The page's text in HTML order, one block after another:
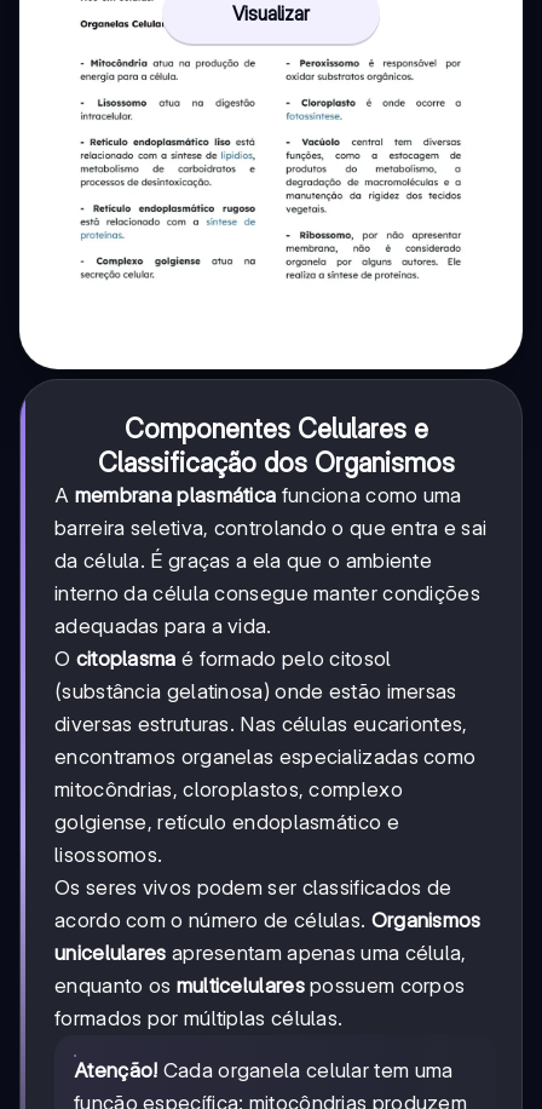
Visualizar
Componentes Celulares e
Classificação dos Organismos
A membrana plasmática funciona como uma
barreira seletiva, controlando o que entra e sai
da célula. É graças a ela que o ambiente
interno da célula consegue manter condições
adequadas para a vida.
O citoplasma é formado pelo citosol
(substância gelatinosa) onde estão imersas
diversas estruturas. Nas células eucariontes,
encontramos organelas especializadas como
mitocôndrias, cloroplastos, complexo
golgiense, retículo endoplasmático e
lisossomos.
Os seres vivos podem ser classificados de
acordo com o número de células. Organismos
unicelulares apresentam apenas uma célula,
enquanto os multicelularespossuem corpos
formados por múltiplas células.
Atenção! Cada organela celular tem uma
função específica: mitocôndrias produzem